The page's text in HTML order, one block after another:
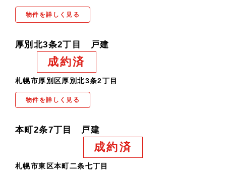
物件を詳しく見る
厚別北3条2丁目 戸建
成約済
札幌市厚別区厚別北3条2丁目
物件を詳しく見る
本町2条7丁目 戸建
成約済
札幌市東区本町二条七丁目